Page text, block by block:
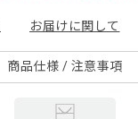
お届けに関して
商品仕様 / 注意事項